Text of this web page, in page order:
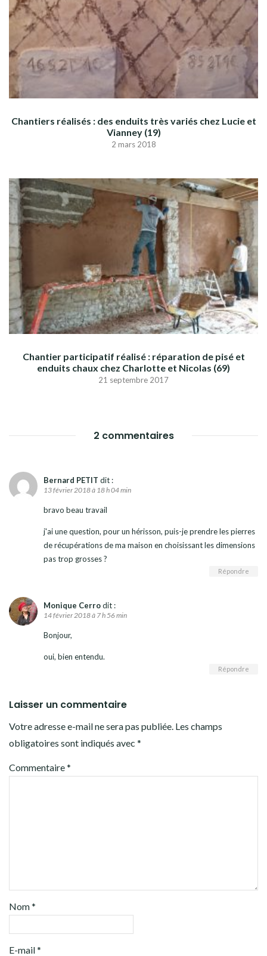
Chantiers réalisés : des enduits très variés chez Lucie et
Vianney (19)
2 mars 2018
Chantier participatif réalisé : réparation de pisé et
enduits chaux chez Charlotte et Nicolas (69)
21 septembre 2017
2 commentaires
Bernard PETIT dit :
13 février 2018 à 18 h 04 min
bravo beau travail
j'ai une question, pour un hérisson, puis-je prendre les pierres
de récupérations de ma maison en choisissant les dimensions
pas trop grosses ?
Répondre
Monique Cerrodit :
14 février 2018 à 7 h 56 min
Bonjour,
oui, bien entendu.
Répondre
Laisser un commentaire
Votre adresse e-mail ne sera pas publiée. Les champs
obligatoires sont indiqués avec *
Commentaire*
Nom*
E-mail*